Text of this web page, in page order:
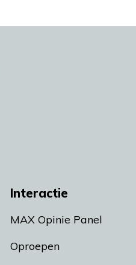
Interactie
MAX Opinie Panel
Oproepen